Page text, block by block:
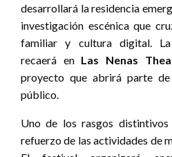
desarrollará la residencia
investigación escénica que
familiar y cultura digital. La
recaerá enLas Nenas
proyecto que abrirá parte
público.
Uno de los rasgos
refuerzo de las actividades de